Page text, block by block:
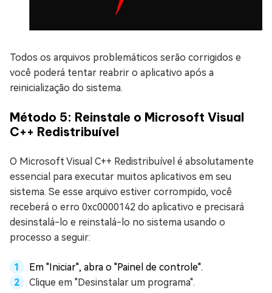
Todos os arquivos problemáticos serão corrigidos e
você poderá tentar reabrir o aplicativo após a
reinicialização do sistema.
Método 5: Reinstale o Microsoft Visual
C++ Redistribuível
O Microsoft Visual C++ Redistribuível é absolutamente
essencial para executar muitos aplicativos em seu
sistema. Se esse arquivo estiver corrompido, você
receberá o erro 0xc0000142 do aplicativo e precisará
desinstalá-lo e reinstalá-lo no sistema usando o
processo a seguir:
Em "Iniciar", abra o "Painel de controle".
Clique em "Desinstalar um programa".